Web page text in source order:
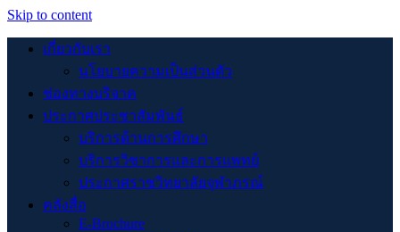
Skip to content
เกี่ยวกับเรา
นโยบายความเป็นส่วนตัว
ช่องทางบริจาค
ประกาศประชาสัมพันธ์
บริการด้านการศึกษา
บริการวิชาการและการแพทย์
ประกาศราชวิทยาลัยจุฬาภรณ์
คลังสื่อ
E-Brochure